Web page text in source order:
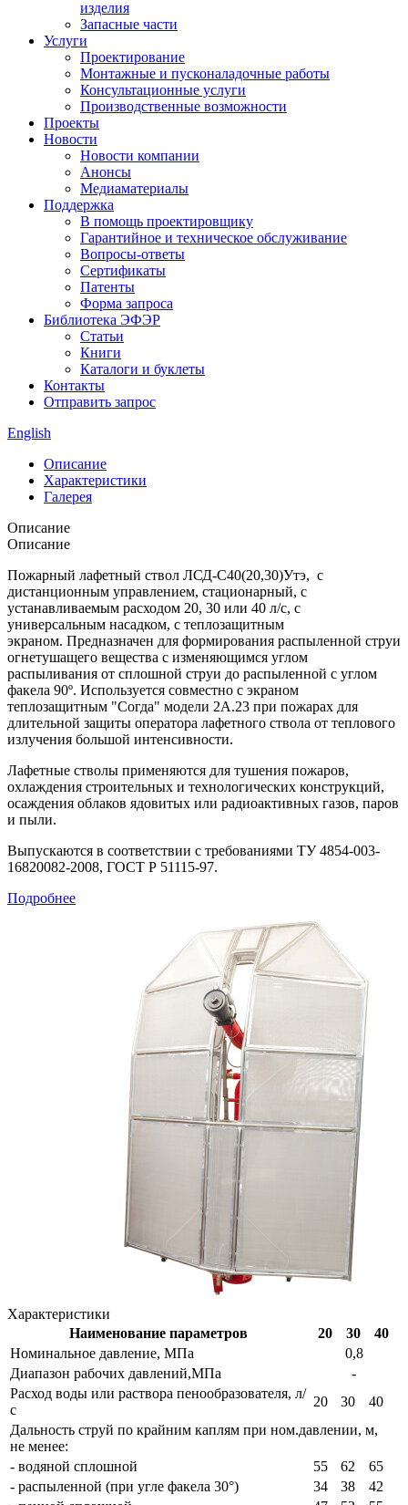
изделия
Запасные части
Услуги
Проектирование
Монтажные и пусконаладочные работы
Консультационные услуги
Производственные возможности
Проекты
Новости
Новости компании
Анонсы
Медиаматериалы
Поддержка
В помощь проектировщику
Гарантийное и техническое обслуживание
Вопросы-ответы
Сертификаты
Патенты
Форма запроса
Библиотека ЭФЭР
Статьи
Книги
Каталоги и буклеты
Контакты
Отправить запрос
English
Описание
Характеристики
Галерея
Описание
Описание
Пожарный лафетный ствол ЛСД-С40(20,30)Утэ, с
дистанционным управлением, стационарный, с
устанавливаемым расходом 20, 30 или 40 л/с, с
универсальным насадком, с теплозащитным
экраном. Предназначен для формирования распыленной струи
огнетушащего вещества с изменяющимся углом
распыливания от сплошной струи до распыленной с углом
факела 90º. Используется совместно с экраном
теплозащитным "Согда" модели 2А.23 при пожарах для
длительной защиты оператора лафетного ствола от теплового
излучения большой интенсивности.
Лафетные стволы применяются для тушения пожаров,
охлаждения строительных и технологических конструкций,
осаждения облаков ядовитых или радиоактивных газов, паров
и пыли.
Выпускаются в соответствии с требованиями ТУ 4854-003-
16820082-2008, ГОСТ Р 51115-97.
Подробнее
Характеристики
Наименование параметров
20 30
40
Номинальное давление, МПа
0,8
Диапазон рабочих давлений,МПа
-
Расход воды или раствора пенообразователя, л/
с
20 30
40
Дальность струй по крайним каплям при ном.давлении, м,
не менее:
- водяной сплошной
55 62
65
- распыленной (при угле факела 30°)
34 38
42